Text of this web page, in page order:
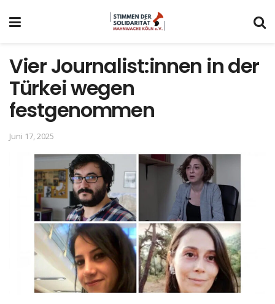
Vier Journalist:innen in der
Türkei wegen
festgenommen
Juni 17, 2025